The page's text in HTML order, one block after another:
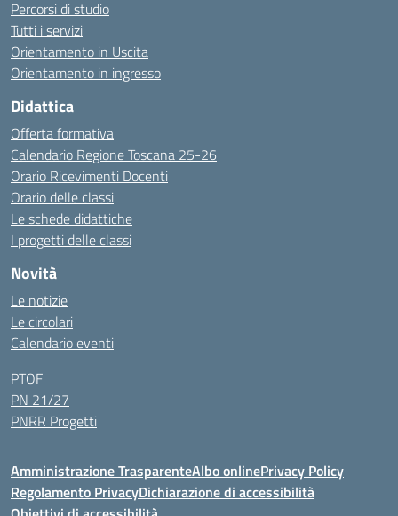
Percorsi di studio
Tutti i servizi
Orientamento in Uscita
Orientamento in ingresso
Didattica
Offerta formativa
Calendario Regione Toscana 25-26
Orario Ricevimenti Docenti
Orario delle classi
Le schede didattiche
I progetti delle classi
Novità
Le notizie
Le circolari
Calendario eventi
PTOF
PN 21/27
PNRR Progetti
Amministrazione TrasparenteAlbo onlinePrivacy Policy
Regolamento PrivacyDichiarazione di accessibilità